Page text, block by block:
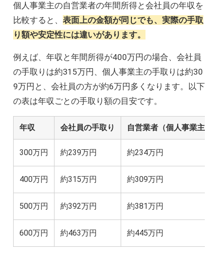
個人事業主の自営業者の年間所得と会社員の年収を
比較すると、 表面上の金額が同じでも、実際の手取
り額や安定性には違いがあります。
例えば、年収と年間所得が400万円の場合、会社員
の手取りは約315万円、個人事業主の手取りは約30
9万円と、会社員の方が約6万円多くなります。以下
の表は年収ごとの手取り額の目安です。
年収 会社員の手取り 自営業者（個人事業主）
300万円 約239万円 約234万円
400万円 約315万円 約309万円
500万円 約392万円 約381万円
600万円 約463万円 約445万円